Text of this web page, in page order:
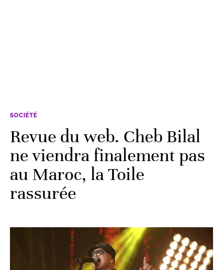
SOCIÉTÉ
Revue du web. Cheb Bilal
ne viendra finalement pas
au Maroc, la Toile
rassurée